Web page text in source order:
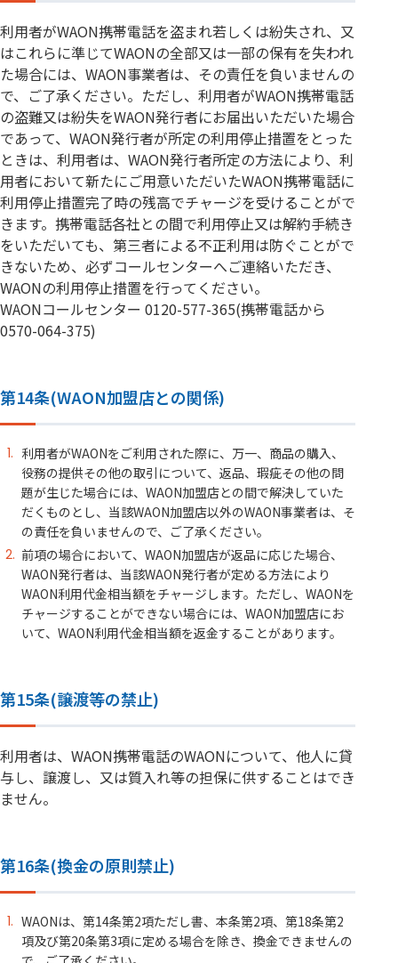
利用者がWAON携帯電話を盗まれ若しくは紛失され、又
はこれらに準じてWAONの全部又は一部の保有を失われ
た場合には、WAON事業者は、その責任を負いませんの
で、ご了承ください。ただし、利用者がWAON携帯電話
の盗難又は紛失をWAON発行者にお届出いただいた場合
であって、WAON発行者が所定の利用停止措置をとった
ときは、利用者は、WAON発行者所定の方法により、利
用者において新たにご用意いただいたWAON携帯電話に
利用停止措置完了時の残高でチャージを受けることがで
きます。携帯電話各社との間で利用停止又は解約手続き
をいただいても、第三者による不正利用は防ぐことがで
きないため、必ずコールセンターへご連絡いただき、
WAONの利用停止措置を行ってください。
WAONコールセンター 0120-577-365(携帯電話から
0570-064-375)
第14条(WAON加盟店との関係)
利用者がWAONをご利用された際に、万一、商品の購入、
役務の提供その他の取引について、返品、瑕疵その他の問
題が生じた場合には、WAON加盟店との間で解決していた
だくものとし、当該WAON加盟店以外のWAON事業者は、そ
の責任を負いませんので、ご了承ください。
前項の場合において、WAON加盟店が返品に応じた場合、
WAON発行者は、当該WAON発行者が定める方法により
WAON利用代金相当額をチャージします。ただし、WAONを
チャージすることができない場合には、WAON加盟店にお
いて、WAON利用代金相当額を返金することがあります。
第15条(譲渡等の禁止)
利用者は、WAON携帯電話のWAONについて、他人に貸
与し、譲渡し、又は質入れ等の担保に供することはでき
ません。
第16条(換金の原則禁止)
WAONは、第14条第2項ただし書、本条第2項、第18条第2
項及び第20条第3項に定める場合を除き、換金できませんの